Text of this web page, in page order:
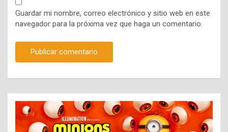
Guardar mi nombre, correo electrónico y sitio web en este
navegador para la próxima vez que haga un comentario.